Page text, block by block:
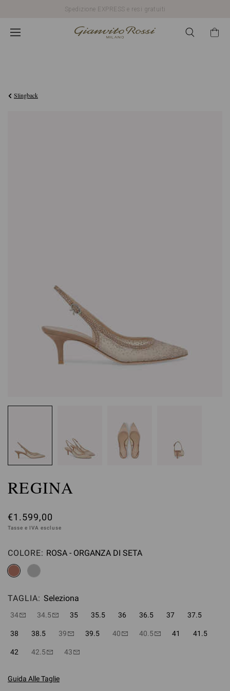
Spedizione EXPRESS e resi gratuiti
Slingback
REGINA
€1.599,00
Tasse e IVA escluse
COLORE: Seleziona
ROSA - ORGANZA DI SETA
TAGLIA: Seleziona
34 34.5 35 35.5 36 36.5 37 37.5
38 38.5 39 39.5 40 40.5 41 41.5
42 42.5 43
Guida Alle Taglie